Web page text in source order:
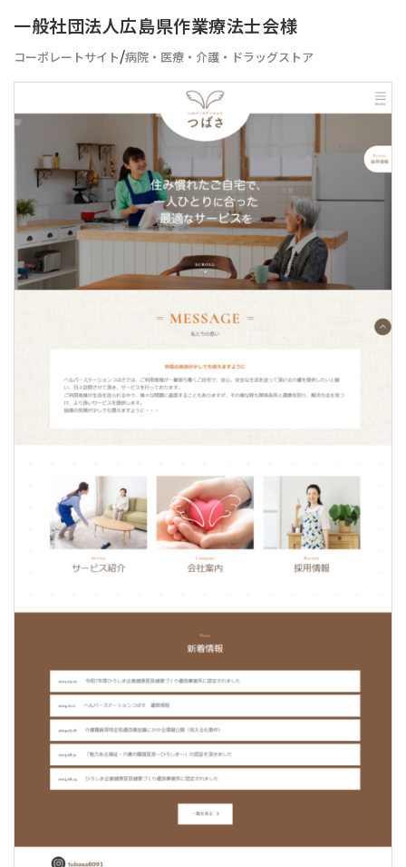
一般社団法人広島県作業療法士会様
コーポレートサイト/病院・医療・介護・ドラッグストア